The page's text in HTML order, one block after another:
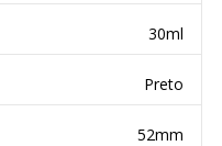
30ml
Preto
52mm